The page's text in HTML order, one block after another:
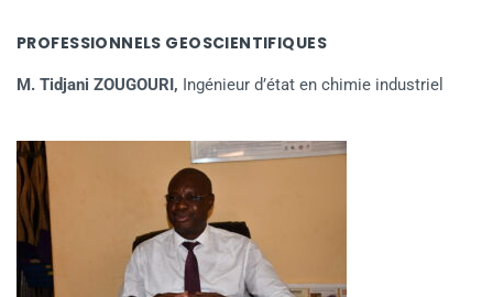
PROFESSIONNELS GEOSCIENTIFIQUES
M. Tidjani ZOUGOURI, Ingénieur d’état en chimie industriel